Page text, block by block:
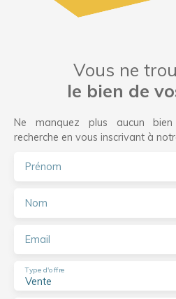
Vous ne
le bien de
Ne manquez plus aucun
recherche en vous inscrivant à
Prénom
Nom
Email
Vente
Type d'offre